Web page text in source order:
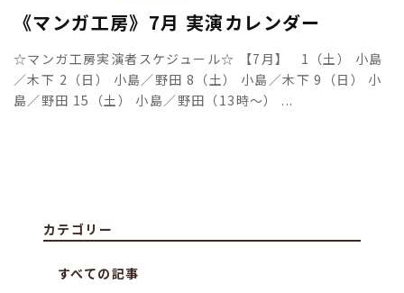
《マンガ工房》7月 実演カレンダー
☆マンガ工房実演者スケジュール☆ 【7月】 1（土） 小島
／木下 2（日） 小島／野田 8（土） 小島／木下 9（日） 小
島／野田 15（土） 小島／野田（13時～） ...
カテゴリー
すべての記事